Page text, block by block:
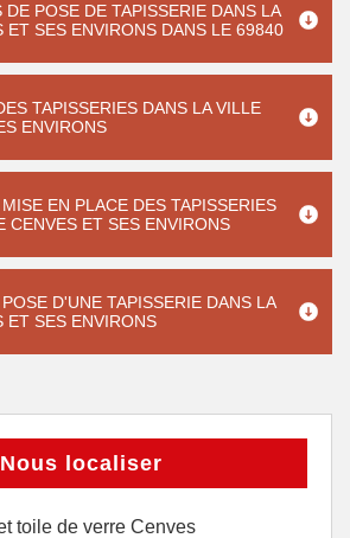
DE POSE DE TAPISSERIE DANS LA
ET SES ENVIRONS DANS LE 69840
TAPISSERIES DANS LA VILLE
ENVIRONS
EN PLACE DES TAPISSERIES
CENVES ET SES ENVIRONS
D'UNE TAPISSERIE DANS LA
ET SES ENVIRONS
Nous localiser
toile de verre Cenves